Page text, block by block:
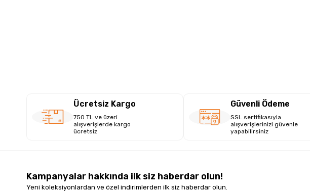
Ücretsiz Kargo
750 TL ve üzeri
alışverişlerde kargo
ücretsiz
Güvenli Ödeme
SSL sertifikasıyla
alışverişlerinizi güvenle
yapabilirsiniz
Kampanyalar hakkında ilk siz haberdar olun!
Yeni koleksiyonlardan ve özel indirimlerden ilk siz haberdar olun.